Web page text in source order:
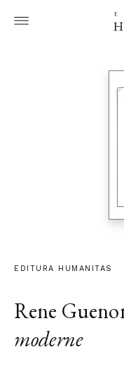
EDITURA HUMANITAS
Rene
moderne